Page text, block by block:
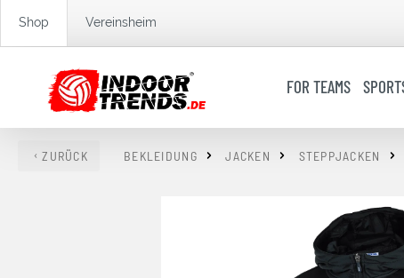
Zur Hauptnavigation springen
Shop Vereinsheim
FOR TEAMS
ZURÜCK BEKLEIDUNG JACKEN STEPPJACKEN